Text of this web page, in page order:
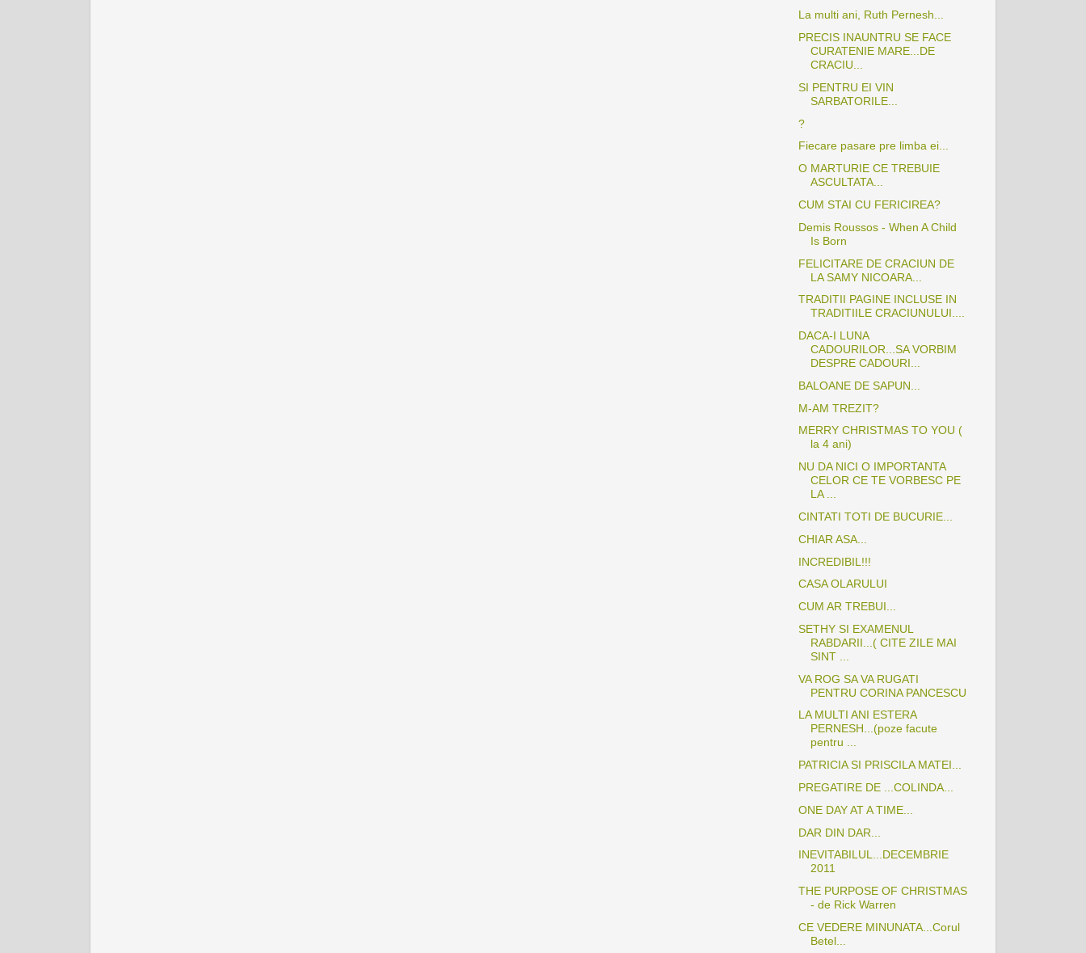
La multi ani, Ruth Pernesh...
PRECIS INAUNTRU SE FACE
CURATENIE MARE...DE
CRACIU...
SI PENTRU EI VIN
SARBATORILE...
?
Fiecare pasare pre limba ei...
O MARTURIE CE TREBUIE
ASCULTATA...
CUM STAI CU FERICIREA?
Demis Roussos - When A Child
Is Born
FELICITARE DE CRACIUN DE
LA SAMY NICOARA...
TRADITII PAGINE INCLUSE IN
TRADITIILE CRACIUNULUI....
DACA-I LUNA
CADOURILOR...SA VORBIM
DESPRE CADOURI...
BALOANE DE SAPUN...
M-AM TREZIT?
MERRY CHRISTMAS TO YOU (
la 4 ani)
NU DA NICI O IMPORTANTA
CELOR CE TE VORBESC PE
LA ...
CINTATI TOTI DE BUCURIE...
CHIAR ASA...
INCREDIBIL!!!
CASA OLARULUI
CUM AR TREBUI...
SETHY SI EXAMENUL
RABDARII...( CITE ZILE MAI
SINT ...
VA ROG SA VA RUGATI
PENTRU CORINA PANCESCU
LA MULTI ANI ESTERA
PERNESH...(poze facute
pentru ...
PATRICIA SI PRISCILA MATEI...
PREGATIRE DE ...COLINDA...
ONE DAY AT A TIME...
DAR DIN DAR...
INEVITABILUL...DECEMBRIE
2011
THE PURPOSE OF CHRISTMAS
- de Rick Warren
CE VEDERE MINUNATA...Corul
Betel...